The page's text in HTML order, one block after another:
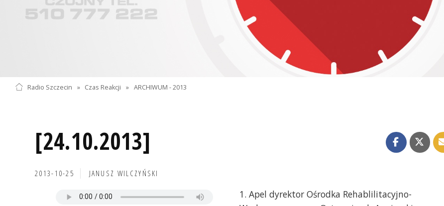
Radio Szczecin » Czas Reakcji » ARCHIWUM - 2013
[24.10.2013]
2013-10-25 JANUSZ WILCZYŃSKI
1. Apel dyrektor Ośrodka Rehablilitacyjno-